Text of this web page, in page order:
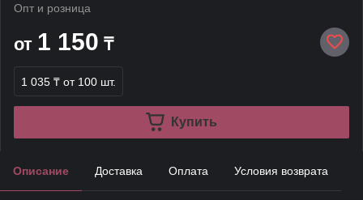
Опт и розница
от 1 150 ₸
1 035 ₸ от 100 шт.
Купить
Описание Доставка Оплата Условия возврата